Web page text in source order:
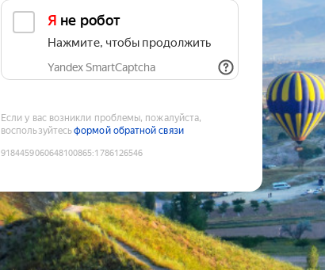
Я не робот
Нажмите, чтобы продолжить
Yandex SmartCaptcha
Если у вас возникли проблемы, пожалуйста,
воспользуйтесьформой обратной связи
9184459060648100865:1786126546